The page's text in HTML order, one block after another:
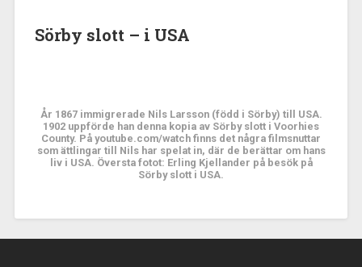
Sörby slott – i USA
År 1867 immigrerade Nils Larsson (född i Sörby) till USA.
1902 uppförde han denna kopia av Sörby slott i Voorhies
County. På youtube.com/watch finns det några filmsnuttar
som ättlingar till Nils har spelat in, där de berättar om hans
liv i USA. Översta fotot: Erling Kjellander på besök på
Sörby slott i USA.